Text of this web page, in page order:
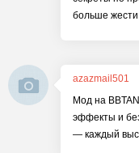
больше жести
azazmail501
Мод на
эффекты и
— каждый